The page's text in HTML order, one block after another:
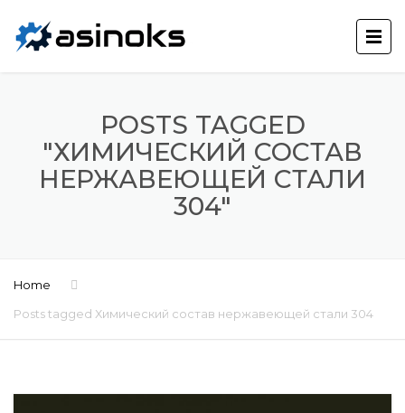
POSTS TAGGED
"ХИМИЧЕСКИЙ СОСТАВ
НЕРЖАВЕЮЩЕЙ СТАЛИ
304"
Home
Posts tagged Химический состав нержавеющей стали 304